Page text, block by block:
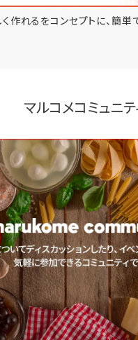
作れるをコンセプトに、簡単
マルコメコミュニテ